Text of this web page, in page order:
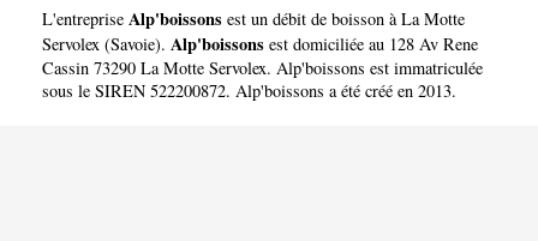
L'entreprise Alp'boissons est un débit de boisson à La Motte
Servolex (Savoie). Alp'boissons est domiciliée au 128 Av Rene
Cassin 73290 La Motte Servolex. Alp'boissons est immatriculée
sous le SIREN 522200872. Alp'boissons a été créé en 2013.